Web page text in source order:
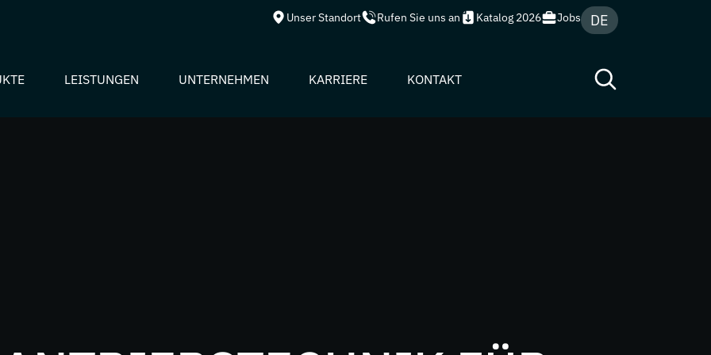
Unser Standort Rufen Sie uns an Katalog 2026
(PDF) Jobs DE
LEISTUNGEN UNTERNEHMEN KARRIERE KONTAKT